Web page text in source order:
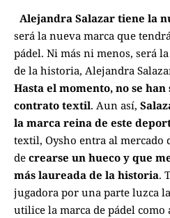
Alejandra Salazar tiene la
será la nueva marca que
pádel. Ni más ni menos, será
de la historia, Alejandra
Hasta el momento, no se
contrato textil. Aun así,
la marca reina de este
textil, Oysho entra al mercado
de crearse un hueco y que
más laureada de la historia.
jugadora por una parte luzca
utilice la marca de pádel como